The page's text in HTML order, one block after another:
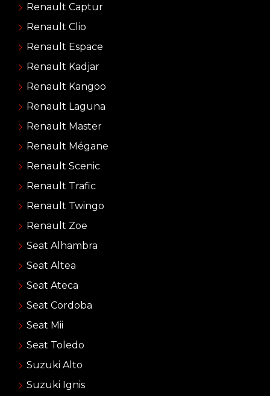
Renault Captur
Renault Clio
Renault Espace
Renault Kadjar
Renault Kangoo
Renault Laguna
Renault Master
Renault Mégane
Renault Scenic
Renault Trafic
Renault Twingo
Renault Zoe
Seat Alhambra
Seat Altea
Seat Ateca
Seat Cordoba
Seat Mii
Seat Toledo
Suzuki Alto
Suzuki Ignis